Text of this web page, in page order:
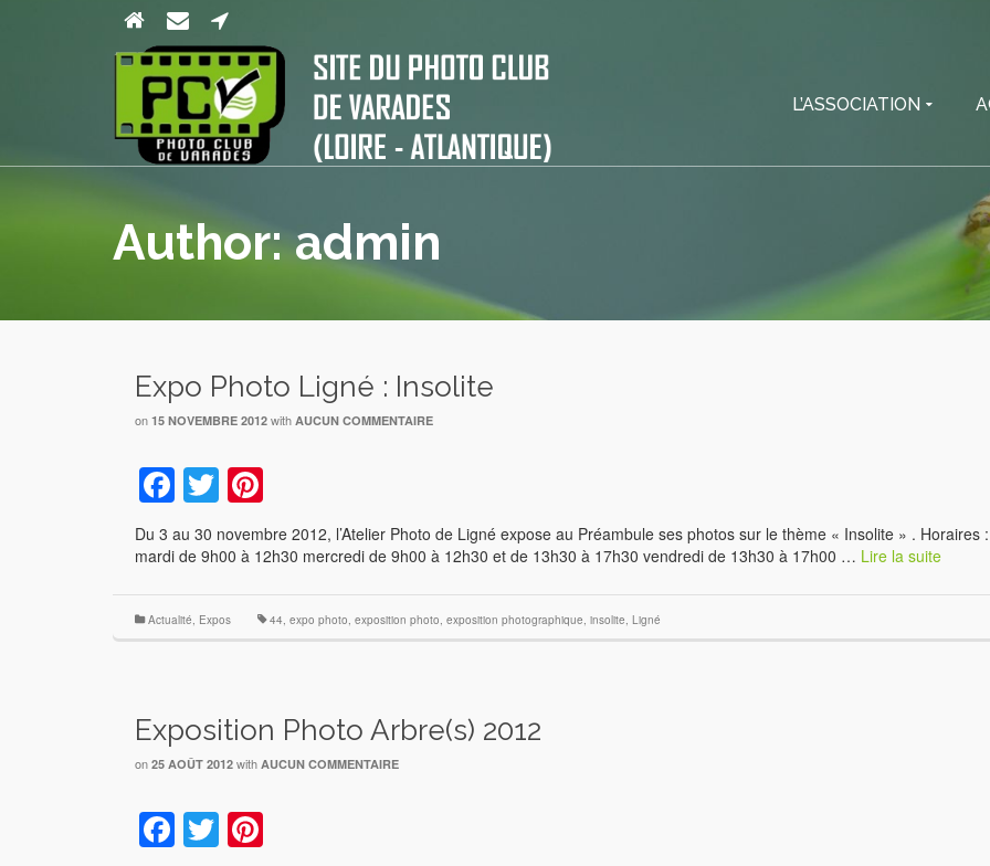
L’ASSOCIATION
Author: admin
Expo Photo Ligné : Insolite
on 15 NOVEMBRE 2012 with AUCUN COMMENTAIRE
Facebook
Twitter
Du 3 au 30 novembre 2012, l’Atelier Photo de Ligné expose au Préambule ses photos sur le thème « Insolite » . Horaires :
mardi de 9h00 à 12h30 mercredi de 9h00 à 12h30 et de 13h30 à 17h30 vendredi de 13h30 à 17h00 … Lire la suite
Actualité, Expos 44, expo photo, exposition photo, exposition photographique, insolite, Ligné
Exposition Photo Arbre(s) 2012
on 25 AOÛT 2012 with AUCUN COMMENTAIRE
Facebook
Twitter